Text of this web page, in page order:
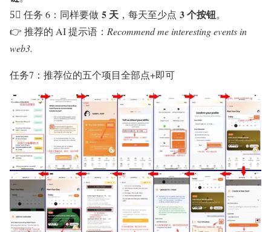
5⃣ 任务 6：同样要做 5 天 ，每天至少点 3 个按钮。
👉 推荐的 AI 提示语： Recommend me interesting events in
web3.
任务7：推荐位的五个项目全部点+即可